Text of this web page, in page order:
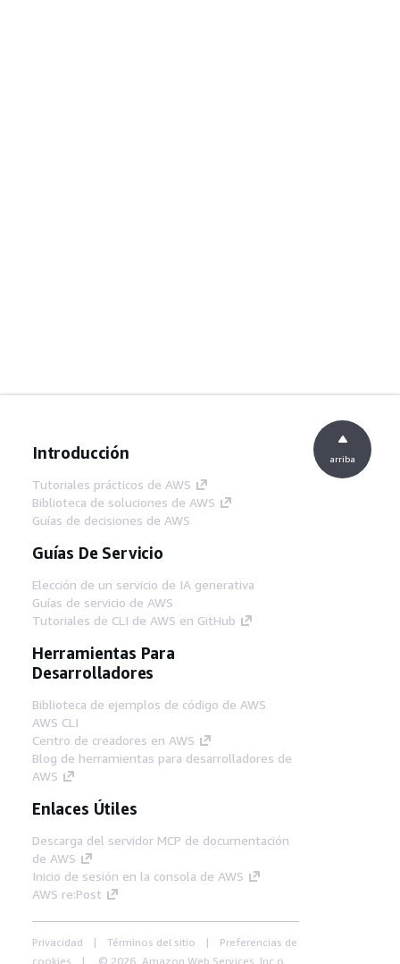
Introducción
Tutoriales prácticos de AWS
Biblioteca de soluciones de AWS
Guías de decisiones de AWS
Guías De Servicio
Elección de un servicio de IA generativa
Guías de servicio de AWS
Tutoriales de CLI de AWS en GitHub
Herramientas Para
Desarrolladores
Biblioteca de ejemplos de código de AWS
AWS CLI
Centro de creadores en AWS
Blog de herramientas para desarrolladores de
AWS
Enlaces Útiles
Descarga del servidor MCP de documentación
de AWS
Inicio de sesión en la consola de AWS
AWS re:Post
Privacidad Términos del sitio
Preferencias de
cookies
© 2026, Amazon Web Services, Inc o
arriba